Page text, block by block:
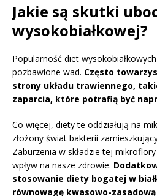
Jakie są skutki
wysokobiałkowej?
Popularność diet
pozbawione wad. Często
strony układu trawiennego,
zaparcia, które potrafią być
Co więcej, diety te oddziałują na
złożony świat bakterii
Zaburzenia w składzie tej
wpływ na nasze zdrowie.
stosowanie diety bogatej w
równowagę kwasowo-